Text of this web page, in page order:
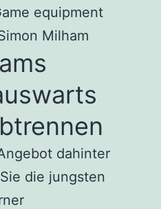
equipment
Milham
dahinter
die jungsten